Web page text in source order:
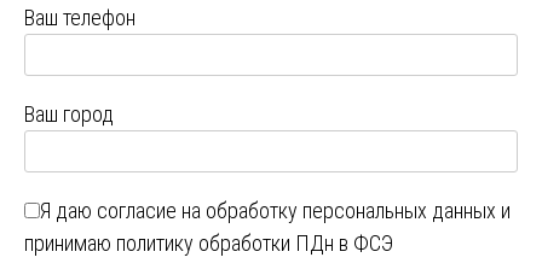
Ваш телефон
Ваш город
Я даю согласие на обработку персональных данных и
принимаю политику обработки ПДн в ФСЭ